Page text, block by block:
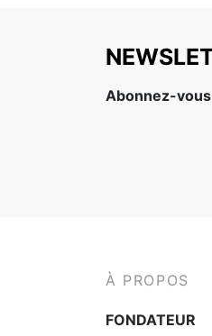
Abonnez-
À PROPOS
FONDATEUR